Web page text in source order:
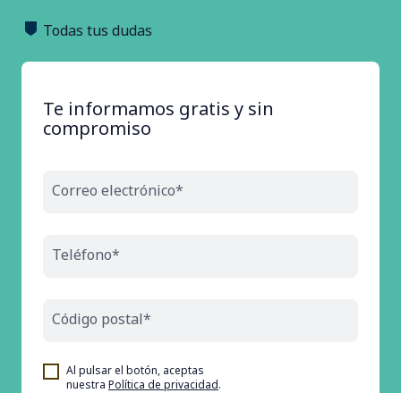
Todas tus dudas
Te informamos gratis y sin
compromiso
Correo electrónico*
Teléfono*
Código postal*
Al pulsar el botón, aceptas
nuestra Política de privacidad.